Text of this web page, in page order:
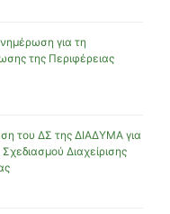
για τη
της Περιφέρειας
του ΔΣ της ΔΙΑΔΥΜΑ για
Διαχείρισης